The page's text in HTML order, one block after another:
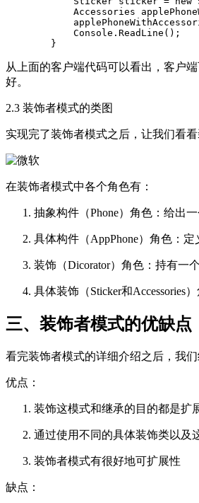
Accessories
            Console.ReadLine();
从上面的客户端代码可以看出，客户
好。
2.3 装饰者模式的类图
实现完了装饰者模式之后，让我们看
在装饰者模式中各个角色有：
抽象构件（Phone）角色：给出
具体构件（AppPhone）角色：
装饰（Dicorator）角色：持有一
具体装饰（Sticker和Accessories
三、装饰者模式的优缺点
看完装饰者模式的详细介绍之后，我们
优点：
装饰这模式和继承的目的都是扩
通过使用不同的具体装饰类以及
装饰者模式有很好地可扩展性
缺点：